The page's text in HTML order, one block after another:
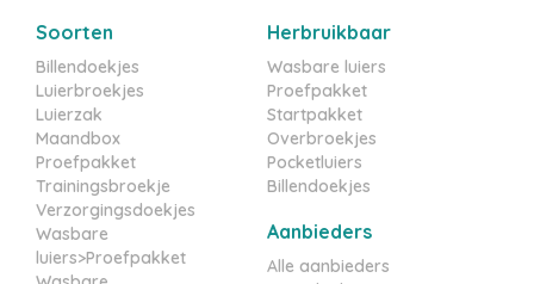
Soorten
Billendoekjes
Luierbroekjes
Luierzak
Maandbox
Proefpakket
Trainingsbroekje
Verzorgingsdoekjes
Wasbare
luiers>Proefpakket
Herbruikbaar
Wasbare luiers
Proefpakket
Startpakket
Overbroekjes
Pocketluiers
Billendoekjes
Aanbieders
Alle aanbieders